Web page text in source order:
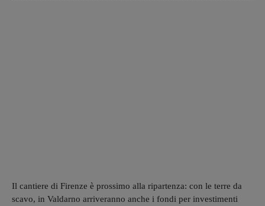
Il cantiere di Firenze è prossimo alla ripartenza: con le terre da
scavo, in Valdarno arriveranno anche i fondi per investimenti